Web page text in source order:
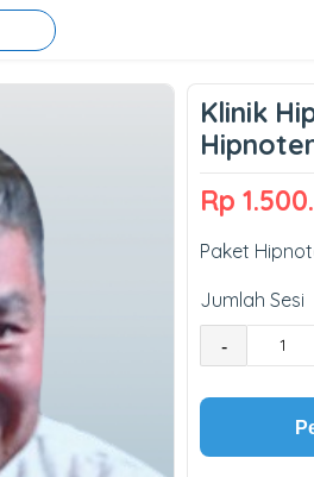
Klinik
Rp
Paket
Jumlah Sesi
-